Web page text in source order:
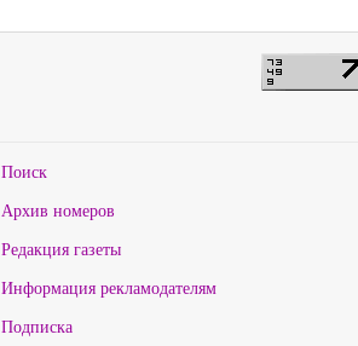
Поиск
Архив номеров
Редакция газеты
Информация рекламодателям
Подписка